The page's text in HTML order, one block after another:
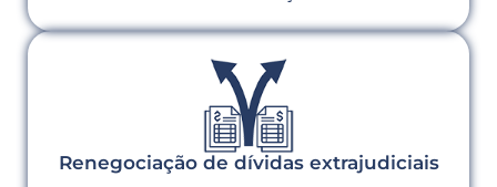
Renegociação de dívidas extrajudiciais